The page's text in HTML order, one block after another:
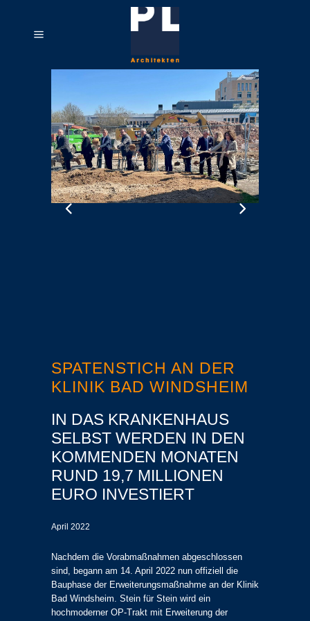
SPATENSTICH AN DER
KLINIK BAD WINDSHEIM
IN DAS KRANKENHAUS
SELBST WERDEN IN DEN
KOMMENDEN MONATEN
RUND 19,7 MILLIONEN
EURO INVESTIERT
April 2022
Nachdem die Vorabmaßnahmen abgeschlossen
sind, begann am 14. April 2022 nun offiziell die
Bauphase der Erweiterungsmaßnahme an der Klinik
Bad Windsheim. Stein für Stein wird ein
hochmoderner OP-Trakt mit Erweiterung der